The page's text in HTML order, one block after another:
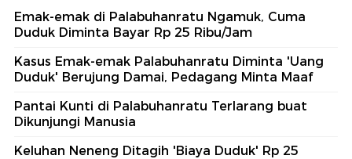
Emak-emak di Palabuhanratu Ngamuk, Cuma
Duduk Diminta Bayar Rp 25 Ribu/Jam
Kasus Emak-emak Palabuhanratu Diminta 'Uang
Duduk' Berujung Damai, Pedagang Minta Maaf
Pantai Kunti di Palabuhanratu Terlarang buat
Dikunjungi Manusia
Keluhan Neneng Ditagih 'Biaya Duduk' Rp 25